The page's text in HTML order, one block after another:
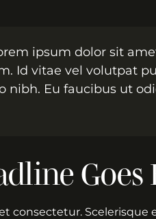
ipsum dolor sit
Id vitae vel volutpat
nibh. Eu faucibus ut
Goes
consectetur.